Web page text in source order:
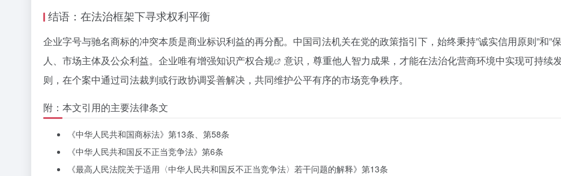
结语：在法治框架下寻求权利平衡
企业字号与驰名商标的冲突本质是商业标识利益的再分配。中国司法机关在党的政策指引下，始终秉持”诚实信用原则”和”
人、市场主体及公众利益。企业唯有增强知识产权合规
意识，尊重他人智力成果，才能在法治化营商环境中实现可持续
则，在个案中通过司法裁判或行政协调妥善解决，共同维护公平有序的市场竞争秩序。
附：本文引用的主要法律条文
《中华人民共和国商标法》第13条、第58条
《中华人民共和国反不正当竞争法》第6条
《最高人民法院关于适用〈中华人民共和国反不正当竞争法〉若干问题的解释》第13条